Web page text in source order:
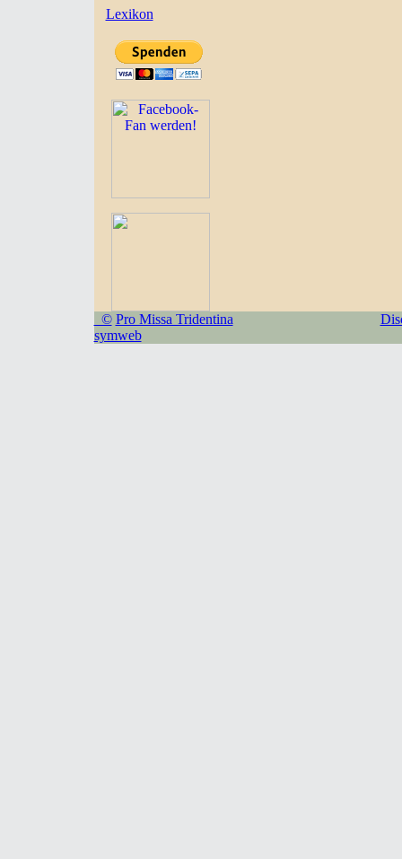
Lexikon
© Pro Missa Tridentina
symweb